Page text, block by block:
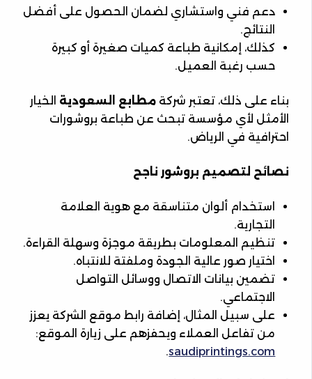
دعم فني واستشاري لضمان الحصول على أفضل
النتائج.
كذلك، إمكانية طباعة كميات صغيرة أو كبيرة
حسب رغبة العميل.
بناء على ذلك، تعتبر شركة مطابع السعودية الخيار
الأمثل لأي مؤسسة تبحث عن طباعة بروشورات
احترافية في الرياض.
نصائح لتصميم بروشور ناجح
استخدام ألوان متناسقة مع هوية العلامة
التجارية.
تنظيم المعلومات بطريقة موجزة وسهلة القراءة.
اختيار صور عالية الجودة وملفتة للانتباه.
تضمين بيانات الاتصال ووسائل التواصل
الاجتماعي.
على سبيل المثال، إضافة رابط موقع الشركة يعزز
من تفاعل العملاء ويحفزهم على زيارة الموقع:
saudiprintings.com
.